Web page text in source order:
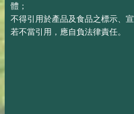
體；
不得引用於產品及食品之標示、宣
若不當引用，應自負法律責任。